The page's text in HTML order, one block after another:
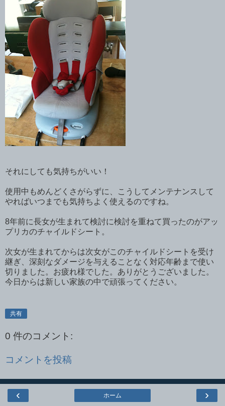
それにしても気持ちがいい！
使用中もめんどくさがらずに、こうしてメンテナンスして
やればいつまでも気持ちよく使えるのですね。
8年前に長女が生まれて検討に検討を重ねて買ったのがアッ
プリカのチャイルドシート。
次女が生まれてからは次女がこのチャイルドシートを受け
継ぎ、深刻なダメージを与えることなく対応年齢まで使い
切りました。お疲れ様でした。ありがとうございました。
今日からは新しい家族の中で頑張ってください。
共有
0 件のコメント:
コメントを投稿
‹ ›
ホーム